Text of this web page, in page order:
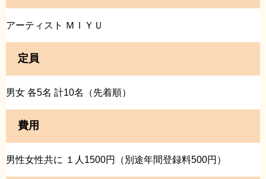
アーティスト ＭＩＹＵ
定員
男女 各5名 計10名（先着順）
費用
男性女性共に １人1500円（別途年間登録料500円）